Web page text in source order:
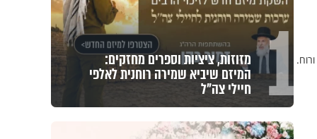
1 מזוזות, ציציות וספרים מחזקים:
המיזם שיביא שמירה רוחנית לאלפי
חיילי צה"ל